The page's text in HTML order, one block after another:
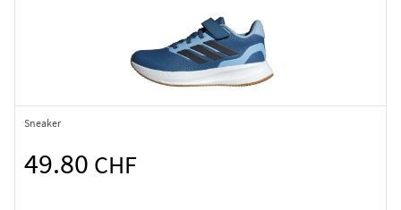
Sneaker
49.80 CHF